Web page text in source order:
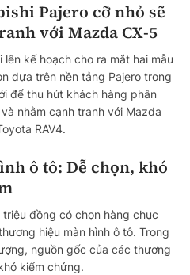
Pajero cỡ nhỏ sẽ
với Mazda CX-5
lên kế hoạch cho ra mắt hai mẫu
dựa trên nền tảng Pajero trong
để thu hút khách hàng phân
nhằm cạnh tranh với Mazda
RAV4.
ô tô: Dễ chọn, khó
triệu đồng có chọn hàng chục
hiệu màn hình ô tô. Trong
nguồn gốc của các thương
kiểm chứng.